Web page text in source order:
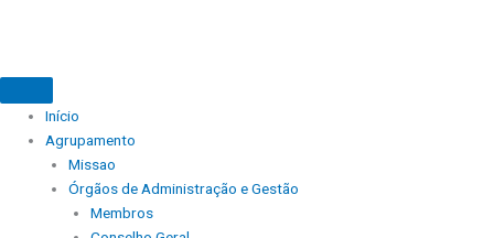
Início
Agrupamento
Missao
Órgãos de Administração e Gestão
Membros